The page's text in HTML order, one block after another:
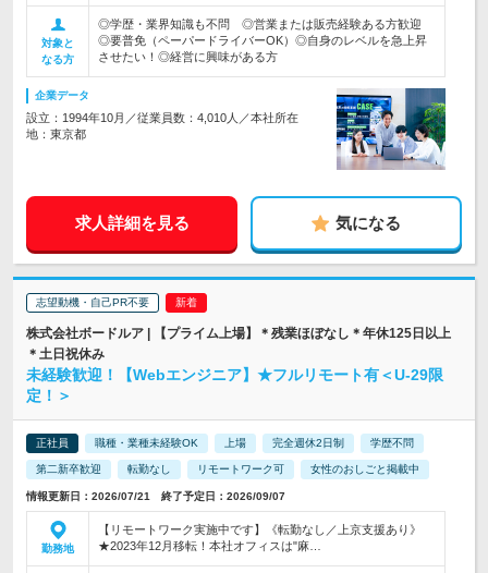
対象と
なる方
◎学歴・業界知識も不問 ◎営業または販売経験ある方歓迎
◎要普免（ペーパードライバーOK）◎自身のレベルを急上昇
させたい！◎経営に興味がある方
企業データ
設立：1994年10月／従業員数：4,010人／本社所在
地：東京都
求人詳細を見る 気になる
志望動機・自己PR不要
株式会社ボードルア | 【プライム上場】＊残業ほぼなし＊年休125日以上
＊土日祝休み
未経験歓迎！【Webエンジニア】★フルリモート有＜U-29限
定！＞
正社員 職種・業種未経験OK 上場 完全週休2日制 学歴不問
第二新卒歓迎 転勤なし リモートワーク可 女性のおしごと掲載中
情報更新日：2026/07/21 終了予定日：2026/09/07
勤務地
【リモートワーク実施中です】《転勤なし／上京支援あり》
★2023年12月移転！本社オフィスは"麻…